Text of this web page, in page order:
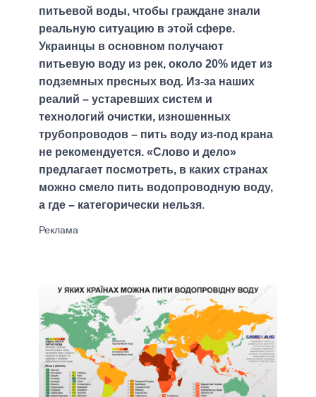
питьевой воды, чтобы граждане знали
реальную ситуацию в этой сфере.
Украинцы в основном получают
питьевую воду из рек, около 20% идет из
подземных пресных вод. Из-за наших
реалий – устаревших систем и
технологий очистки, изношенных
трубопроводов – пить воду из-под крана
не рекомендуется. «Слово и дело»
предлагает посмотреть, в каких странах
можно смело пить водопроводную воду,
а где – категорически нельзя.